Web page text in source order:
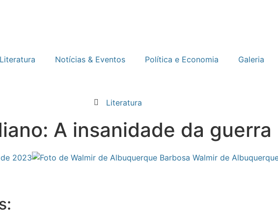
Literatura Notícias & Eventos Política e Economia Galeria
Literatura
A insanidade da guerra
2023 Walmir de